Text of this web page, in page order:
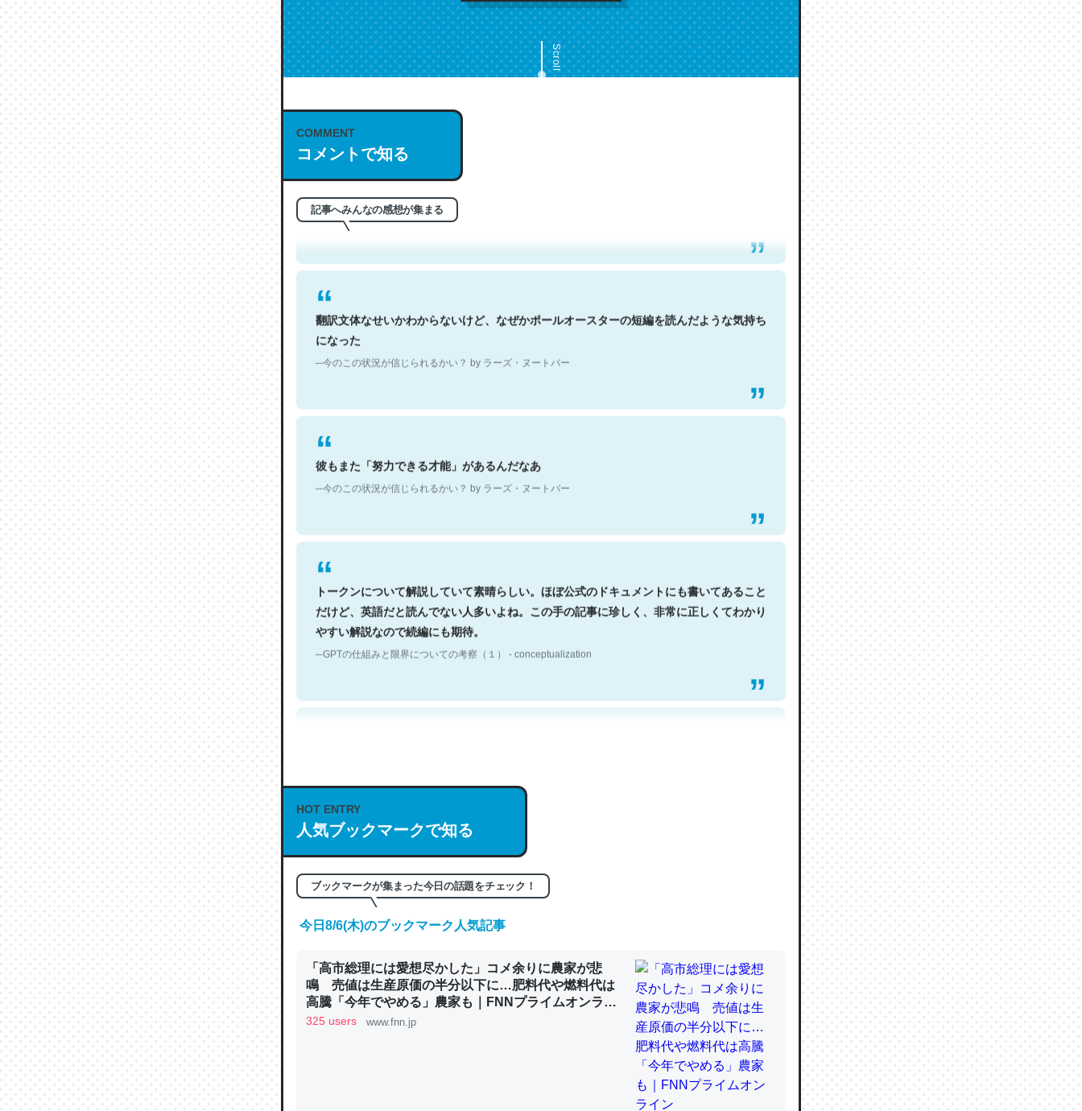
Scroll
COMMENT
コメントで知る
記事へみんなの感想が集まる
これは名文。彼はとてもクレバーなんだろうなと凄く思う。英語少しでも読める人は原文
もお勧め。自分はこの流れ好き。Let’s Fucking Go. Then Covid hit. Shit.
─今のこの状況が信じられるかい？ by ラーズ・ヌートバー
翻訳文体なせいかわからないけど、なぜかポールオースターの短編を読んだような気持ち
になった
─今のこの状況が信じられるかい？ by ラーズ・ヌートバー
彼もまた「努力できる才能」があるんだなあ
─今のこの状況が信じられるかい？ by ラーズ・ヌートバー
トークンについて解説していて素晴らしい。ほぼ公式のドキュメントにも書いてあること
だけど、英語だと読んでない人多いよね。この手の記事に珍しく、非常に正しくてわかり
やすい解説なので続編にも期待。
─GPTの仕組みと限界についての考察（１） - conceptualization
これは良記事。32768トークンだと英語小説100ページ分くらい。小説でいう「ずっと前
の伏線」は回収されないけど、短期記憶というには多い分量。進化すればするほど分かり
やすく強くなりそう
昆虫ってカルシウム少ないのか。知らんかった。調べたらコオロギのカルシウム分はエビ
─ニュース :: 【研究発表】昆虫学の大問題＝「昆虫はなぜ海にいないのか」に関する新仮説
HOT ENTRY
人気ブックマークで知る
ブックマークが集まった今日の話題をチェック！
今日8/6(木)のブックマーク人気記事
「高市総理には愛想尽かした」コメ余りに農家が悲
鳴 売値は生産原価の半分以下に…肥料代や燃料代は
高騰「今年でやめる」農家も｜FNNプライムオンライ
ン
325 users www.fnn.jp